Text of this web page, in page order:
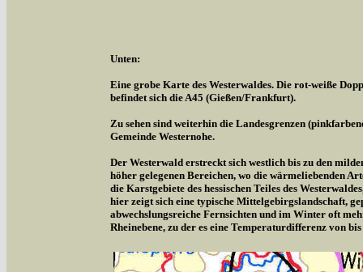
Unten:
Eine grobe Karte des Westerwaldes. Die rot-weiße
befindet sich die A45 (Gießen/Frankfurt).
Zu sehen sind weiterhin die Landesgrenzen
Gemeinde Westernohe.
Der Westerwald erstreckt sich westlich bis zu den
höher gelegenen Bereichen, wo die wärmeliebenden
die Karstgebiete des hessischen Teiles des
hier zeigt sich eine typische Mittelgebirgslandschaft,
abwechslungsreiche Fernsichten und im Winter oft
Rheinebene, zu der es eine Temperaturdifferenz von